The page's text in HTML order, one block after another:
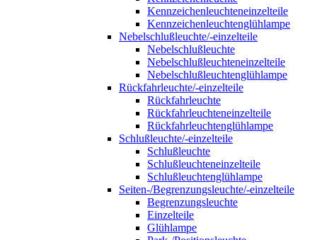
Kennzeichenleuchteneinzelteile
Kennzeichenleuchtenglühlampe
Nebelschlußleuchte/-einzelteile
Nebelschlußleuchte
Nebelschlußleuchteneinzelteile
Nebelschlußleuchtenglühlampe
Rückfahrleuchte/-einzelteile
Rückfahrleuchte
Rückfahrleuchteneinzelteile
Rückfahrleuchtenglühlampe
Schlußleuchte/-einzelteile
Schlußleuchte
Schlußleuchteneinzelteile
Schlußleuchtenglühlampe
Seiten-/Begrenzungsleuchte/-einzelteile
Begrenzungsleuchte
Einzelteile
Glühlampe